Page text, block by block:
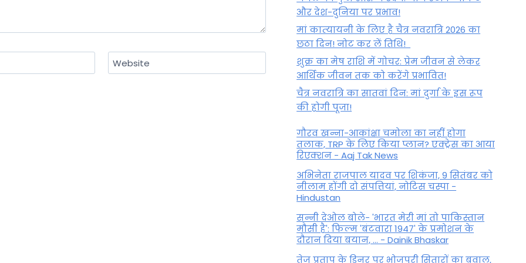
Website
और देश-दुनिया पर प्रभाव!
मां कात्‍यायनी के लिए है चैत्र नवरात्रि 2026 का
छठा दिन! नोट कर लें तिथि!
शुक्र का मेष राशि में गोचर: प्रेम जीवन से लेकर
आर्थिक जीवन तक को करेंगे प्रभावित!
चैत्र नवरात्रि का सातवां दिन: मां दुर्गा के इस रूप
की होगी पूजा!
गौरव खन्ना-आकांक्षा चमोला का नहीं होगा
तलाक, TRP के लिए किया प्लान? एक्ट्रेस का आया
रिएक्शन - Aaj Tak News
अभिनेता राजपाल यादव पर शिकंजा, 9 सितंबर को
नीलाम होंगी दो संपत्तियां, नोटिस चस्पा -
Hindustan
सन्नी देओल बोले- 'भारत मेरी मां तो पाकिस्तान
मौसी है': फिल्म 'बंटवारा 1947' के प्रमोशन के
दौरान दिया बयान, ... - Dainik Bhaskar
तेज प्रताप के डिनर पर भोजपुरी सितारों का बवाल,